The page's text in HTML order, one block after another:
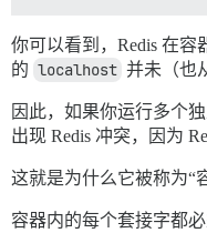
你可以看到，Redis 在容
的 localhost 并未（也
因此，如果你运行多个
出现 Redis 冲突，因为
这就是为什么它被称为
容器内的每个套接字都